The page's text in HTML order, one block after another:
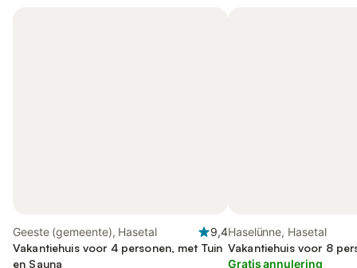
Geeste (gemeente), Hasetal
9,4
Vakantiehuis voor 4 personen, met Tuin
en Sauna
Haselünne, Hasetal
Vakantiehuis voor 8
Gratis annulering